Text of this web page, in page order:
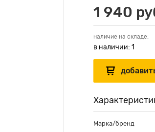
1 940
наличие на складе:
в наличии: 1
Марка/бренд